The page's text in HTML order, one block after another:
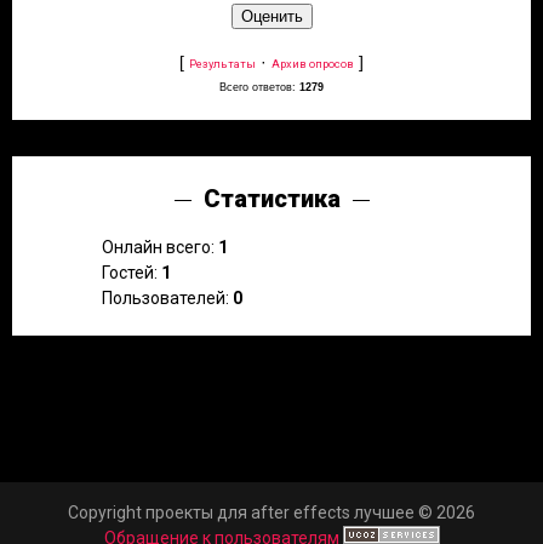
[ Результаты · Архив опросов ]
Всего ответов: 1279
Статистика
Онлайн всего: 1
Гостей: 1
Пользователей: 0
Copyright проекты для after effects лучшее © 2026
Обращение к пользователям